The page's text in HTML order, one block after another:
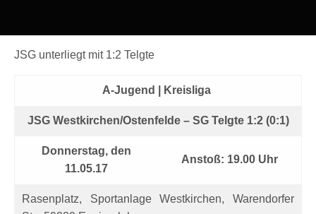
JSG unterliegt mit 1:2 Telgte
A-Jugend | Kreisliga
JSG Westkirchen/Ostenfelde – SG Telgte 1:2 (0:1)
Donnerstag, den
11.05.17
Anstoß: 19.00 Uhr
Rasenplatz, Sportanlage Westkirchen, Warendorfer